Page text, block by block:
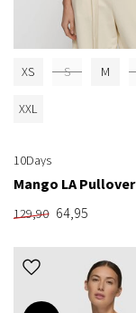
XS S M
XXL
10Days
Mango LA Pullover
129,90 64,95